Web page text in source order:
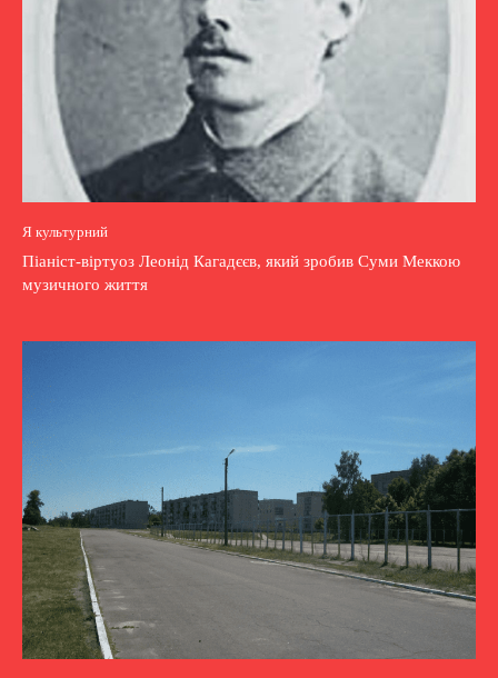
Я культурний
Піаніст-віртуоз Леонід Кагадєєв, який зробив Суми Меккою
музичного життя